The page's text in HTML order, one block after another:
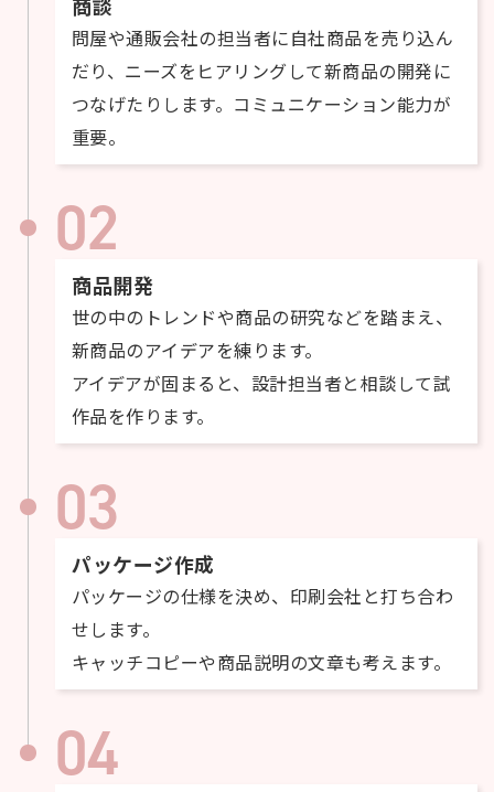
問屋や通販会社の担当者に自社商品を売り込ん
だり、ニーズをヒアリングして新商品の開発に
つなげたりします。コミュニケーション能力が
重要。
02
商品開発
世の中のトレンドや商品の研究などを踏まえ、
新商品のアイデアを練ります。
アイデアが固まると、設計担当者と相談して試
作品を作ります。
03
パッケージ作成
パッケージの仕様を決め、印刷会社と打ち合わ
せします。
キャッチコピーや商品説明の文章も考えます。
04